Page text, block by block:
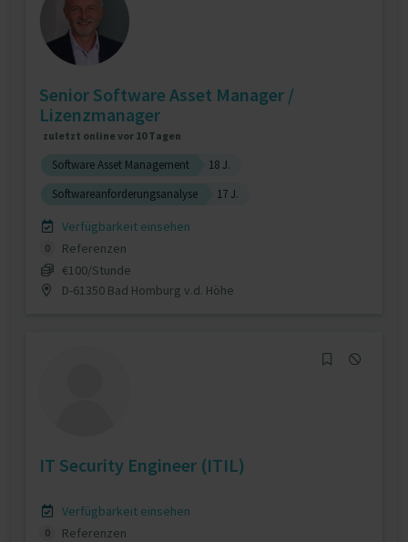
Senior Software Asset Manager /
Lizenzmanager
zuletzt online vor 10 Tagen
Software Asset Management
18 J.
Softwareanforderungsanalyse
17 J.
Verfügbarkeit einsehen
0
Referenzen
€100/Stunde
D-61350 Bad Homburg v.d. Höhe
IT Security Engineer (ITIL)
Verfügbarkeit einsehen
0
Referenzen